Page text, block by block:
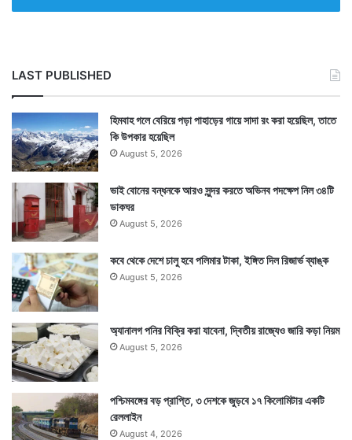
LAST PUBLISHED
হিমবাহ গলে বেরিয়ে পড়া পাহাড়ের গায়ে সাদা রং করা হয়েছিল, তাতে
কি উপকার হয়েছিল
August 5, 2026
ভাই বোনের বন্ধনকে আরও সুন্দর করতে অভিনব পদক্ষেপ নিল ৩৪টি
ডাকঘর
August 5, 2026
কবে থেকে দেশে চালু হবে পলিমার টাকা, ইঙ্গিত দিল রিজার্ভ ব্যাঙ্ক
August 5, 2026
অ্যানালগ পনির বিক্রি করা যাবেনা, দ্বিতীয় রাজ্যেও জারি কড়া নিয়ম
August 5, 2026
পশ্চিমবঙ্গের বড় প্রাপ্তি, ৩ দেশকে জুড়বে ১৭ কিলোমিটার একটি
রেললাইন
August 4, 2026